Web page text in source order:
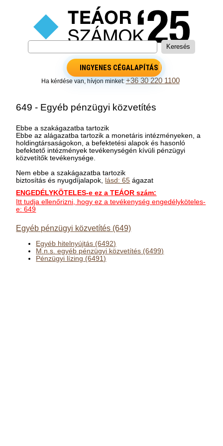
INGYENES CÉGALAPÍTÁS
Ha kérdése van, hívjon minket:+36 30 220 1100
649 - Egyéb pénzügyi közvetítés
Ebbe a szakágazatba tartozik
Ebbe az alágazatba tartozik a monetáris intézményeken, a
holdingtársaságokon, a befektetési alapok és hasonló
befektető intézmények tevékenységén kívüli pénzügyi
közvetítők tevékenysége.
Nem ebbe a szakágazatba tartozik
biztosítás és nyugdíjalapok, lásd: 65 ágazat
ENGEDÉLYKÖTELES-e ez a TEÁOR szám:
Itt tudja ellenőrizni, hogy ez a tevékenység engedélyköteles-
e: 649
Egyéb pénzügyi közvetítés (649)
Egyéb hitelnyújtás (6492)
M.n.s. egyéb pénzügyi közvetítés (6499)
Pénzügyi lízing (6491)